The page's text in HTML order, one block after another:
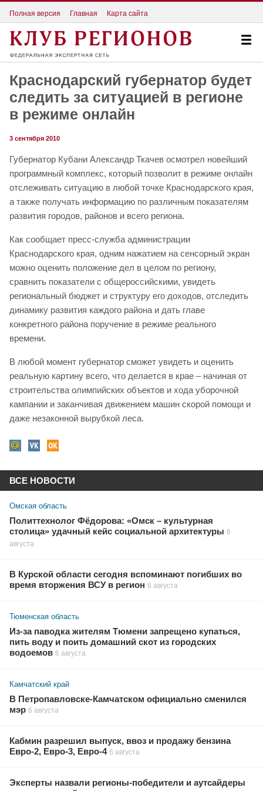
Полная версия Главная Карта сайта
Краснодарский губернатор будет
следить за ситуацией в регионе
в режиме онлайн
3 сентября 2010
Губернатор Кубани Александр Ткачев осмотрел новейший
программный комплекс, который позволит в режиме онлайн
отслеживать ситуацию в любой точке Краснодарского края,
а также получать информацию по различным показателям
развития городов, районов и всего региона.
Как сообщает пресс-служба администрации
Краснодарского края, одним нажатием на сенсорный экран
можно оценить положение дел в целом по региону,
сравнить показатели с общероссийскими, увидеть
региональный бюджет и структуру его доходов, отследить
динамику развития каждого района и дать главе
конкретного района поручение в режиме реального
времени.
В любой момент губернатор сможет увидеть и оценить
реальную картину всего, что делается в крае – начиная от
строительства олимпийских объектов и хода уборочной
кампании и заканчивая движением машин скорой помощи и
даже незаконной вырубкой леса.
ВСЕ НОВОСТИ
Омская область
Политтехнолог Фёдорова: «Омск – культурная
столица» удачный кейс социальной архитектуры 6
августа
В Курской области сегодня вспоминают погибших во
время вторжения ВСУ в регион 6 августа
Тюменская область
Из-за паводка жителям Тюмени запрещено купаться,
пить воду и поить домашний скот из городских
водоемов 6 августа
Камчатский край
В Петропавловске-Камчатском официально сменился
мэр 6 августа
Кабмин разрешил выпуск, ввоз и продажу бензина
Евро-2, Евро-3, Евро-4 6 августа
Эксперты назвали регионы-победители и аутсайдеры